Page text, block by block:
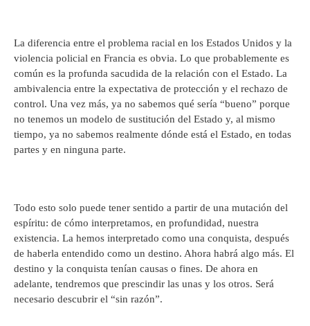
La diferencia entre el problema racial en los Estados Unidos y la
violencia policial en Francia es obvia. Lo que probablemente es
común es la profunda sacudida de la relación con el Estado. La
ambivalencia entre la expectativa de protección y el rechazo de
control. Una vez más, ya no sabemos qué sería “bueno” porque
no tenemos un modelo de sustitución del Estado y, al mismo
tiempo, ya no sabemos realmente dónde está el Estado, en todas
partes y en ninguna parte.
Todo esto solo puede tener sentido a partir de una mutación del
espíritu: de cómo interpretamos, en profundidad, nuestra
existencia. La hemos interpretado como una conquista, después
de haberla entendido como un destino. Ahora habrá algo más. El
destino y la conquista tenían causas o fines. De ahora en
adelante, tendremos que prescindir las unas y los otros. Será
necesario descubrir el “sin razón”.